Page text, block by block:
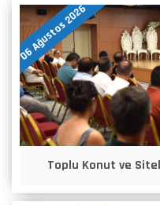
06 Ağustos 2026
Toplu Konut ve